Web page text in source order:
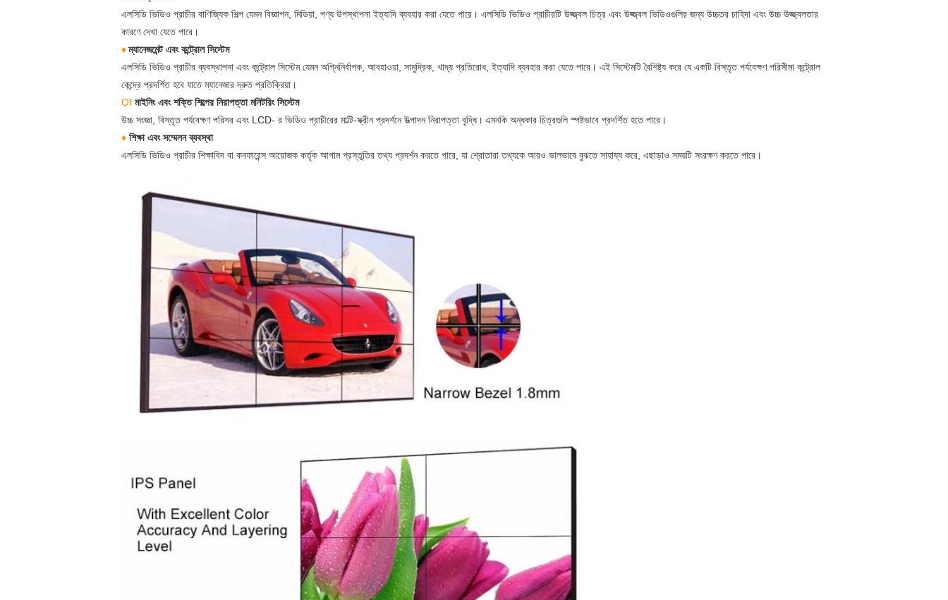
এলসিডি ভিডিও প্রাচীর বাণিজ্যিক শিল্প যেমন বিজ্ঞাপন, মিডিয়া, পণ্য উপস্থাপনা ইত্যাদি ব্যবহার করা যেতে পারে। এলসিডি ভিডিও প্রাচীরটি উজ্জ্বল চিত্র এবং উজ্জ্বল ভিডিওগুলির জন্য উচ্চতর চাহিদা এবং উচ্চ উজ্জ্বলতার
কারণে দেখা যেতে পারে।
♦ম্যানেজমেন্ট এবং কন্ট্রোল সিস্টেম
এলসিডি ভিডিও প্রাচীর ব্যবস্থাপনা এবং কন্ট্রোল সিস্টেম যেমন অগ্নিনির্বাপক, আবহাওয়া, সামুদ্রিক, খাদ্য প্রতিরোধ, ইত্যাদি ব্যবহার করা যেতে পারে। এই সিস্টেমটি বৈশিষ্ট্য করে যে একটি বিস্তৃত পর্যবেক্ষণ পরিসীমা কন্ট্রোল
কেন্দ্রে প্রদর্শিত হবে যাতে ম্যানেজার দ্রুত প্রতিক্রিয়া।
Of মাইনিং এবং শক্তি শিল্পের নিরাপত্তা মনিটরিং সিস্টেম
উচ্চ সংজ্ঞা, বিস্তৃত পর্যবেক্ষণ পরিসর এবং LCD- র ভিডিও প্রাচীরের মাল্টি-স্ক্রীন প্রদর্শনে উত্পাদন নিরাপত্তা বৃদ্ধি। এমনকি অন্ধকার চিত্রগুলি স্পষ্টভাবে প্রদর্শিত হতে পারে।
♦ শিক্ষা এবং সম্মেলন ব্যবস্থা
এলসিডি ভিডিও প্রাচীর শিক্ষাবিদ বা কনফারেন্স আয়োজক কর্তৃক আগাম প্রস্তুতির তথ্য প্রদর্শন করতে পারে, যা শ্রোতারা তথ্যকে আরও ভালভাবে বুঝতে সাহায্য করে, এছাড়াও সময়টি সংরক্ষণ করতে পারে।